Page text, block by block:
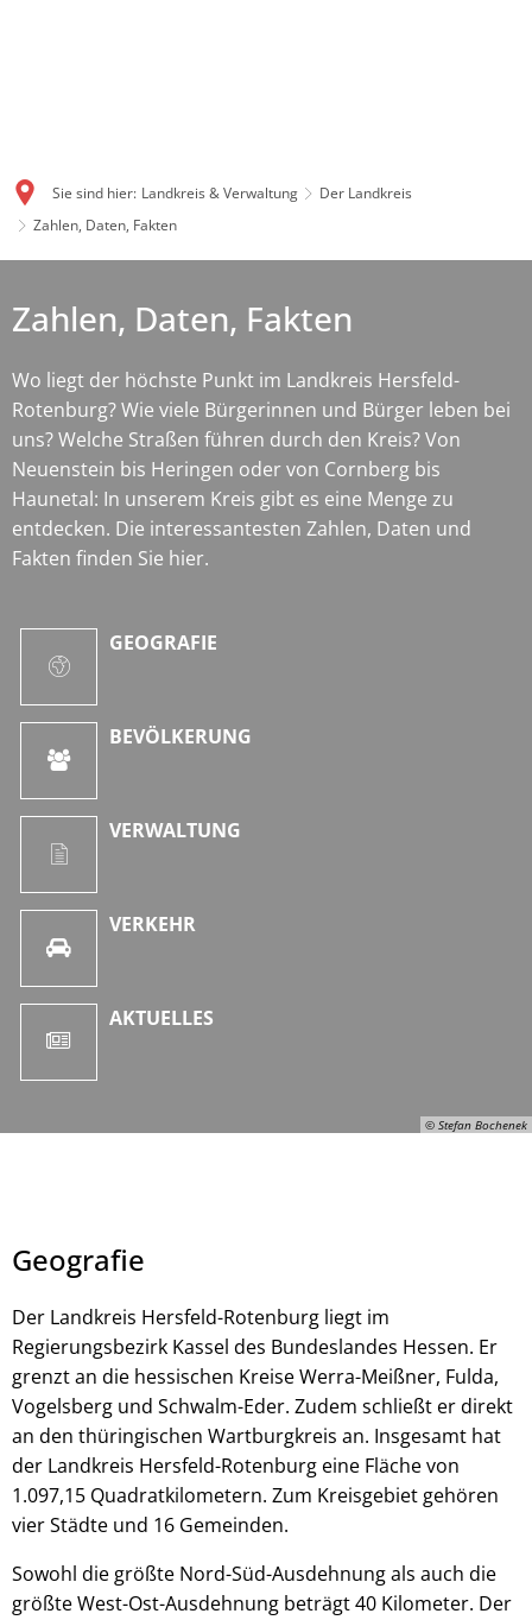
Sie sind hier: Landkreis & Verwaltung
Der Landkreis
Zahlen, Daten, Fakten
© Stefan Bochenek
© Stefan Bochenek
Zahlen, Daten, Fakten
Wo liegt der höchste Punkt im Landkreis Hersfeld-
Rotenburg? Wie viele Bürgerinnen und Bürger leben bei
uns? Welche Straßen führen durch den Kreis? Von
Neuenstein bis Heringen oder von Cornberg bis
Haunetal: In unserem Kreis gibt es eine Menge zu
entdecken. Die interessantesten Zahlen, Daten und
Fakten finden Sie hier.
GEOGRAFIE
BEVÖLKERUNG
VERWALTUNG
VERKEHR
AKTUELLES
Geografie
Der Landkreis Hersfeld-Rotenburg liegt im
Regierungsbezirk Kassel des Bundeslandes Hessen. Er
grenzt an die hessischen Kreise Werra-Meißner, Fulda,
Vogelsberg und Schwalm-Eder. Zudem schließt er direkt
an den thüringischen Wartburgkreis an. Insgesamt hat
der Landkreis Hersfeld-Rotenburg eine Fläche von
1.097,15 Quadratkilometern. Zum Kreisgebiet gehören
vier Städte und 16 Gemeinden.
Sowohl die größte Nord-Süd-Ausdehnung als auch die
größte West-Ost-Ausdehnung beträgt 40 Kilometer. Der